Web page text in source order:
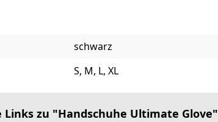
schwarz
S, M, L, XL
zu "Handschuhe Ultimate Glove"